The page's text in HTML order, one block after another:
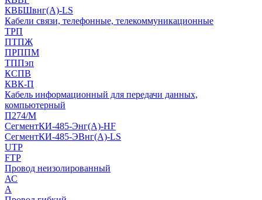
КВБШвнг(А)-LS
Кабели связи, телефонные, телекоммуникационные
ТРП
ПТПЖ
ПРППМ
ТППэп
КСПВ
КВК-П
Кабель информационный для передачи данных,
компьютерный
П274/М
СегментКИ-485-Энг(А)-HF
СегментКИ-485-ЭВнг(А)-LS
UTP
FTP
Провод неизолированный
АС
А